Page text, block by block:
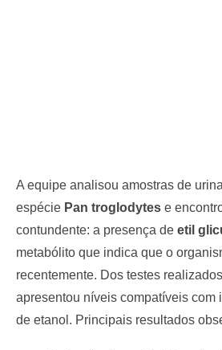
A equipe analisou amostras de
espécie Pan troglodytes e
contundente: a presença de etil
metabólito que indica que o
recentemente. Dos testes
apresentou níveis compatíveis com
de etanol. Principais resultados